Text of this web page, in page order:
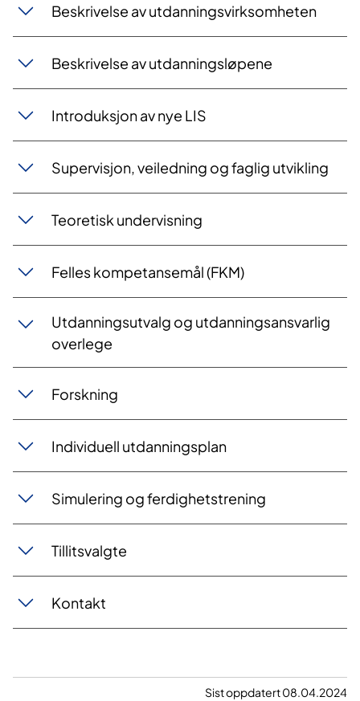
Beskrivelse av utdanningsvirksomheten
Beskrivelse av utdanningsløpene
Introduksjon av nye LIS
Supervisjon, veiledning og faglig utvikling
Teoretisk undervisning
Felles kompetansemål (FKM)
Utdanningsutvalg og utdanningsansvarlig
overlege
Forskning
Individuell utdanningsplan
Simulering og ferdighetstrening
Tillitsvalgte
Kontakt
Sist oppdatert 08.04.2024